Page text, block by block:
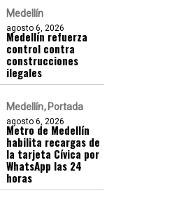
Medellín
agosto 6, 2026
Medellín refuerza
control contra
construcciones
ilegales
Medellín Portada
agosto 6, 2026
Metro de Medellín
habilita recargas de
la tarjeta Cívica por
WhatsApp las 24
horas